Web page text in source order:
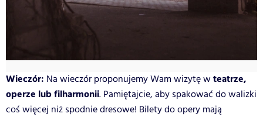
Wieczór: Na wieczór proponujemy Wam wizytę w teatrze,
operze lub filharmonii. Pamiętajcie, aby spakować do walizki
coś więcej niż spodnie dresowe! Bilety do opery mają